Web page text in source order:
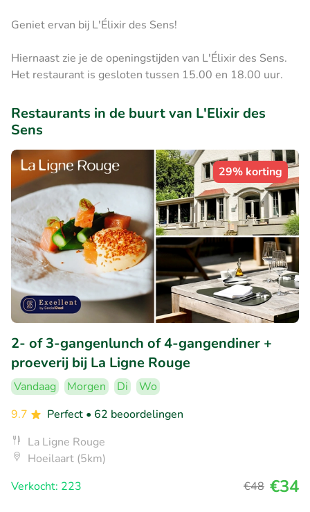
Geniet ervan bij L'Élixir des Sens!
Hiernaast zie je de openingstijden van L'Élixir des Sens.
Het restaurant is gesloten tussen 15.00 en 18.00 uur.
Restaurants in de buurt van L'Elixir des
Sens
29% korting
2- of 3-gangenlunch of 4-gangendiner +
proeverij bij La Ligne Rouge
Vandaag Morgen Di
Wo
9.7
Perfect • 62 beoordelingen
La Ligne Rouge
Hoeilaart (5km)
Verkocht: 223
€48 €34